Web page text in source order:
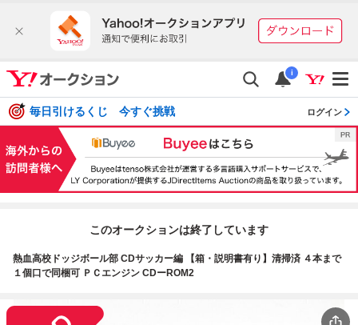
i
毎日引けるくじ 今すぐ挑戦 ログイン
このオークションは終了しています
熱血高校ドッジボール部 CDサッカー編 【箱・説明書有り】清掃済 ４本まで
１個口で同梱可 ＰＣエンジン CDーROM2